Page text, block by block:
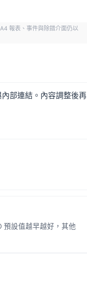
報表、事件與除錯介面仍以
部連結。內容調整後再
預設值越早越好，其他